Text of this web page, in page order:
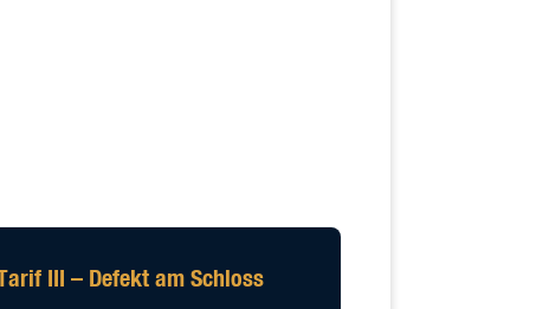
III – Defekt am Schloss